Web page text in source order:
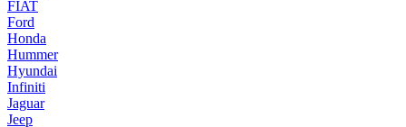
FIAT
Ford
Honda
Hummer
Hyundai
Infiniti
Jaguar
Jeep